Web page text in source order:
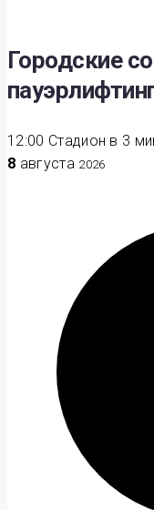
Городские
12:00 Стадион в 3
8 августа 2026